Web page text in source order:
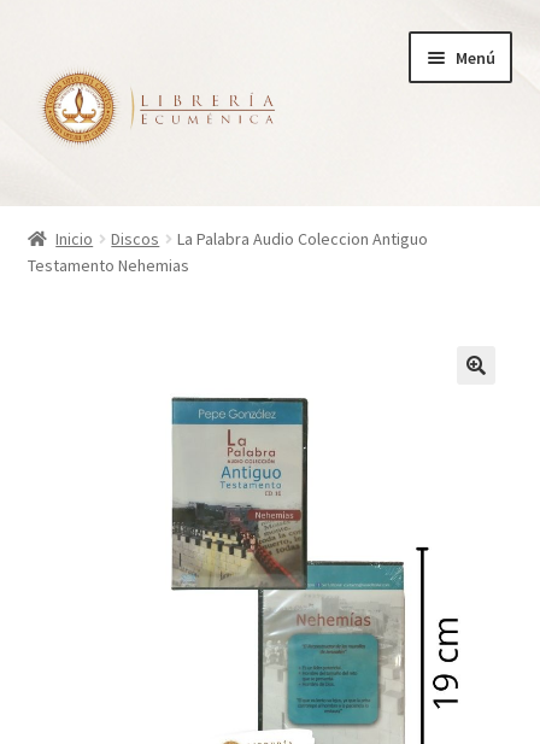
la
navegación
contenido
Menú
Inicio
Tienda
Finalizar compra
Política de privacidad
Inicio Discos
La Palabra Audio Coleccion Antiguo
Testamento Nehemias